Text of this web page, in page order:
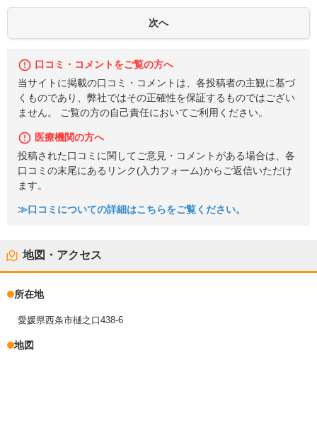
口コミ・コメントをご覧の方へ
当サイトに掲載の口コミ・コメントは、各投稿者の主観に基づ
くものであり、弊社ではその正確性を保証するものではござい
ません。 ご覧の方の自己責任においてご利用ください。
医療機関の方へ
投稿された口コミに関してご意見・コメントがある場合は、各
口コミの末尾にあるリンク(入力フォーム)からご返信いただけ
ます。
≫口コミについての詳細はこちらをご覧ください。
地図・アクセス
所在地
愛媛県西条市樋之口438-6
地図